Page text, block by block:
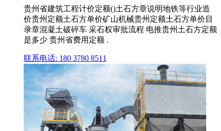
贵州省建筑工程计价定额()土石方章说明地铁等行业造
价贵州定额土石方单价矿山机械贵州定额土石方单价目
录章混凝土破碎车 采石权审批流程 电推贵州土石方定额
是多少 贵州省费用定额 .
联系电话: 180 3780 8511